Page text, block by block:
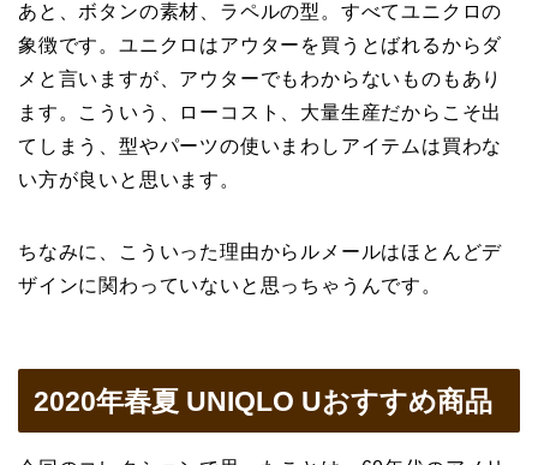
あと、ボタンの素材、ラペルの型。すべてユニクロの
象徴です。ユニクロはアウターを買うとばれるからダ
メと言いますが、アウターでもわからないものもあり
ます。こういう、ローコスト、大量生産だからこそ出
てしまう、型やパーツの使いまわしアイテムは買わな
い方が良いと思います。
ちなみに、こういった理由からルメールはほとんどデ
ザインに関わっていないと思っちゃうんです。
2020年春夏 UNIQLO Uおすすめ商品